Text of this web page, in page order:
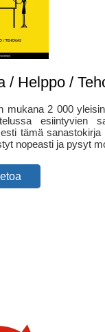
/ Helppo /
mukana 2 000
esiintyvien
tämä
nopeasti ja pysyt